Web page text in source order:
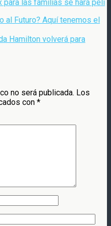
para las familias se hará peli
al Futuro? Aquí tenemos el
Hamilton volverá para
no será publicada. Los
con *